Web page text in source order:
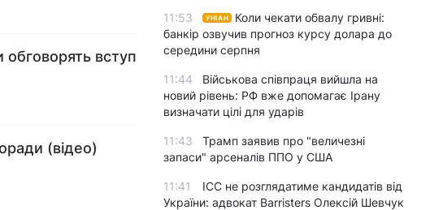
обговорять вступ
(відео)
11:53 УНІАН
Коли чекати обвалу гривні:
банкір озвучив прогноз курсу долара до
середини серпня
11:44
Військова співпраця вийшла на
новий рівень: РФ вже допомагає Ірану
визначати цілі для ударів
11:43
Трамп заявив про "величезні
запаси" арсеналів ППО у США
11:41
ICC не розглядатиме кандидатів від
України: адвокат Barristers Олексій Шевчук